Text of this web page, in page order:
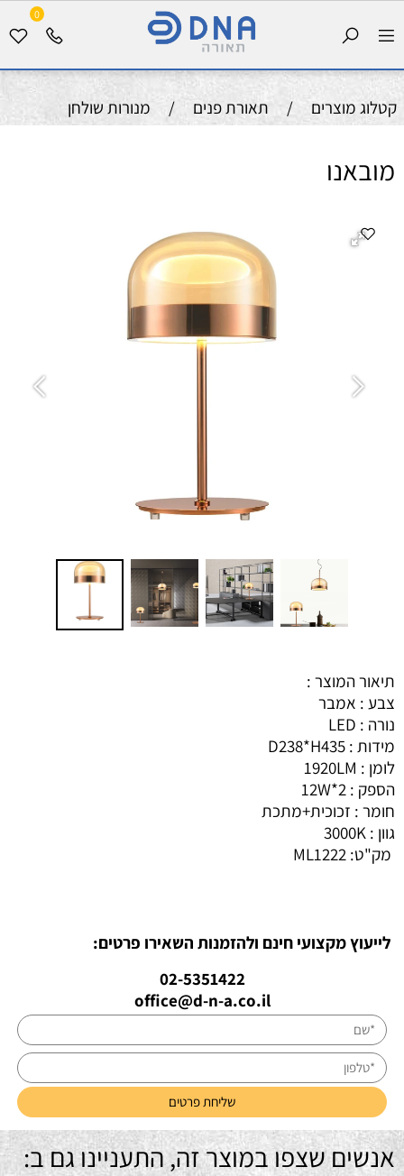
0
קטלוג מוצרים / תאורת פנים / מנורות שולחן
מובאנו
תיאור המוצר :
צבע : אמבר
נורה : LED
מידות : D238*H435
לומן : 1920LM
הספק : 2*12W
חומר : זכוכית+מתכת
גוון : 3000K
מק"ט: ML1222
לייעוץ מקצועי חינם ולהזמנות השאירו פרטים:
02-5351422
office@d-n-a.co.il
אנשים שצפו במוצר זה, התעניינו גם ב: